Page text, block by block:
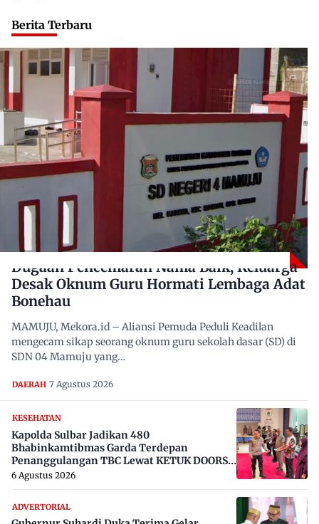
Berita Terbaru
Dugaan Pencemaran Nama Baik, Keluarga
Desak Oknum Guru Hormati Lembaga Adat
Bonehau
MAMUJU, Mekora.id – Aliansi Pemuda Peduli Keadilan
mengecam sikap seorang oknum guru sekolah dasar (SD) di
SDN 04 Mamuju yang…
DAERAH 7 Agustus 2026
KESEHATAN
Kapolda Sulbar Jadikan 480
Bhabinkamtibmas Garda Terdepan
Penanggulangan TBC Lewat KETUK DOORS
di 650 Desa
6 Agustus 2026
ADVERTORIAL